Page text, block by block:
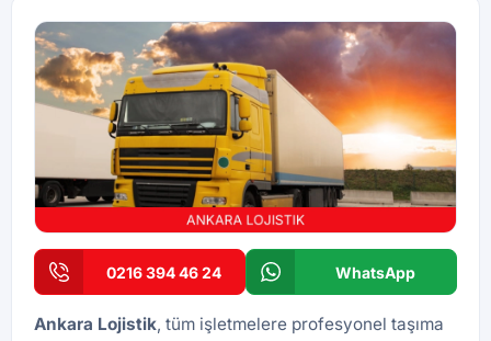
0216 394 46 24 WhatsApp
Ankara Lojistik, tüm işletmelere profesyonel taşıma